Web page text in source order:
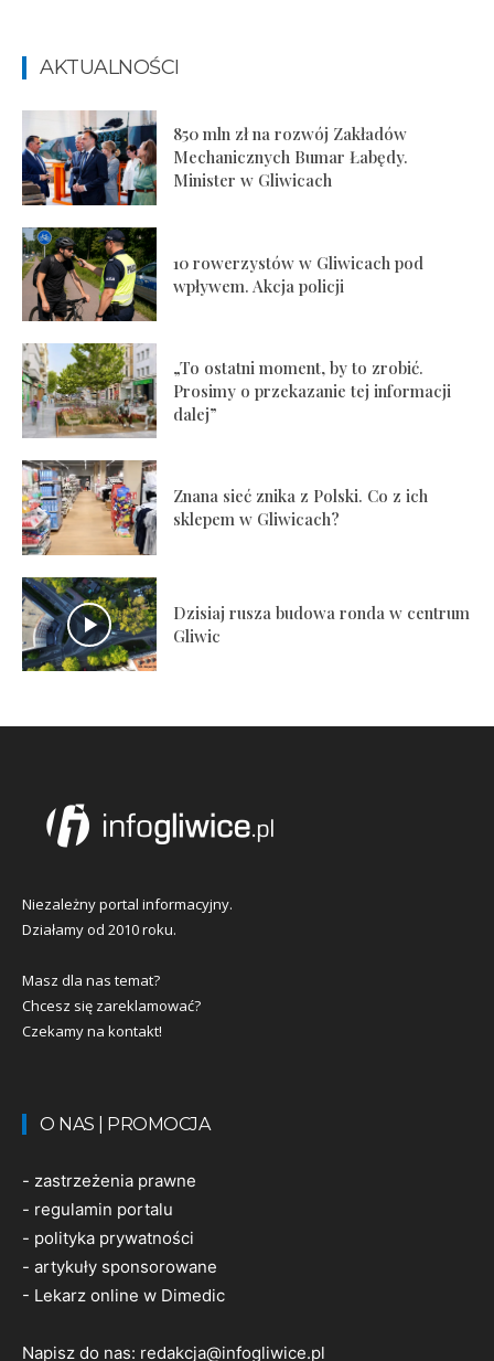
AKTUALNOŚCI
850 mln zł na rozwój Zakładów
Mechanicznych Bumar Łabędy.
Minister w Gliwicach
10 rowerzystów w Gliwicach pod
wpływem. Akcja policji
„To ostatni moment, by to zrobić.
Prosimy o przekazanie tej informacji
dalej”
Znana sieć znika z Polski. Co z ich
sklepem w Gliwicach?
Dzisiaj rusza budowa ronda w centrum
Gliwic
Niezależny portal informacyjny.
Działamy od 2010 roku.
Masz dla nas temat?
Chcesz się zareklamować?
Czekamy na kontakt!
O NAS | PROMOCJA
- zastrzeżenia prawne
- regulamin portalu
- polityka prywatności
- artykuły sponsorowane
- Lekarz online w Dimedic
Napisz do nas: redakcja@infogliwice.pl